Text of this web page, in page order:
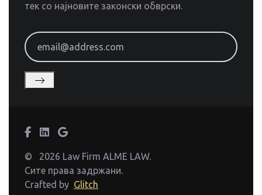
тек со најновите законски обврски.
email@address.com
©
2026 Law Firm ALME LAW.
Сите права задржани.
Crafted by Glitch